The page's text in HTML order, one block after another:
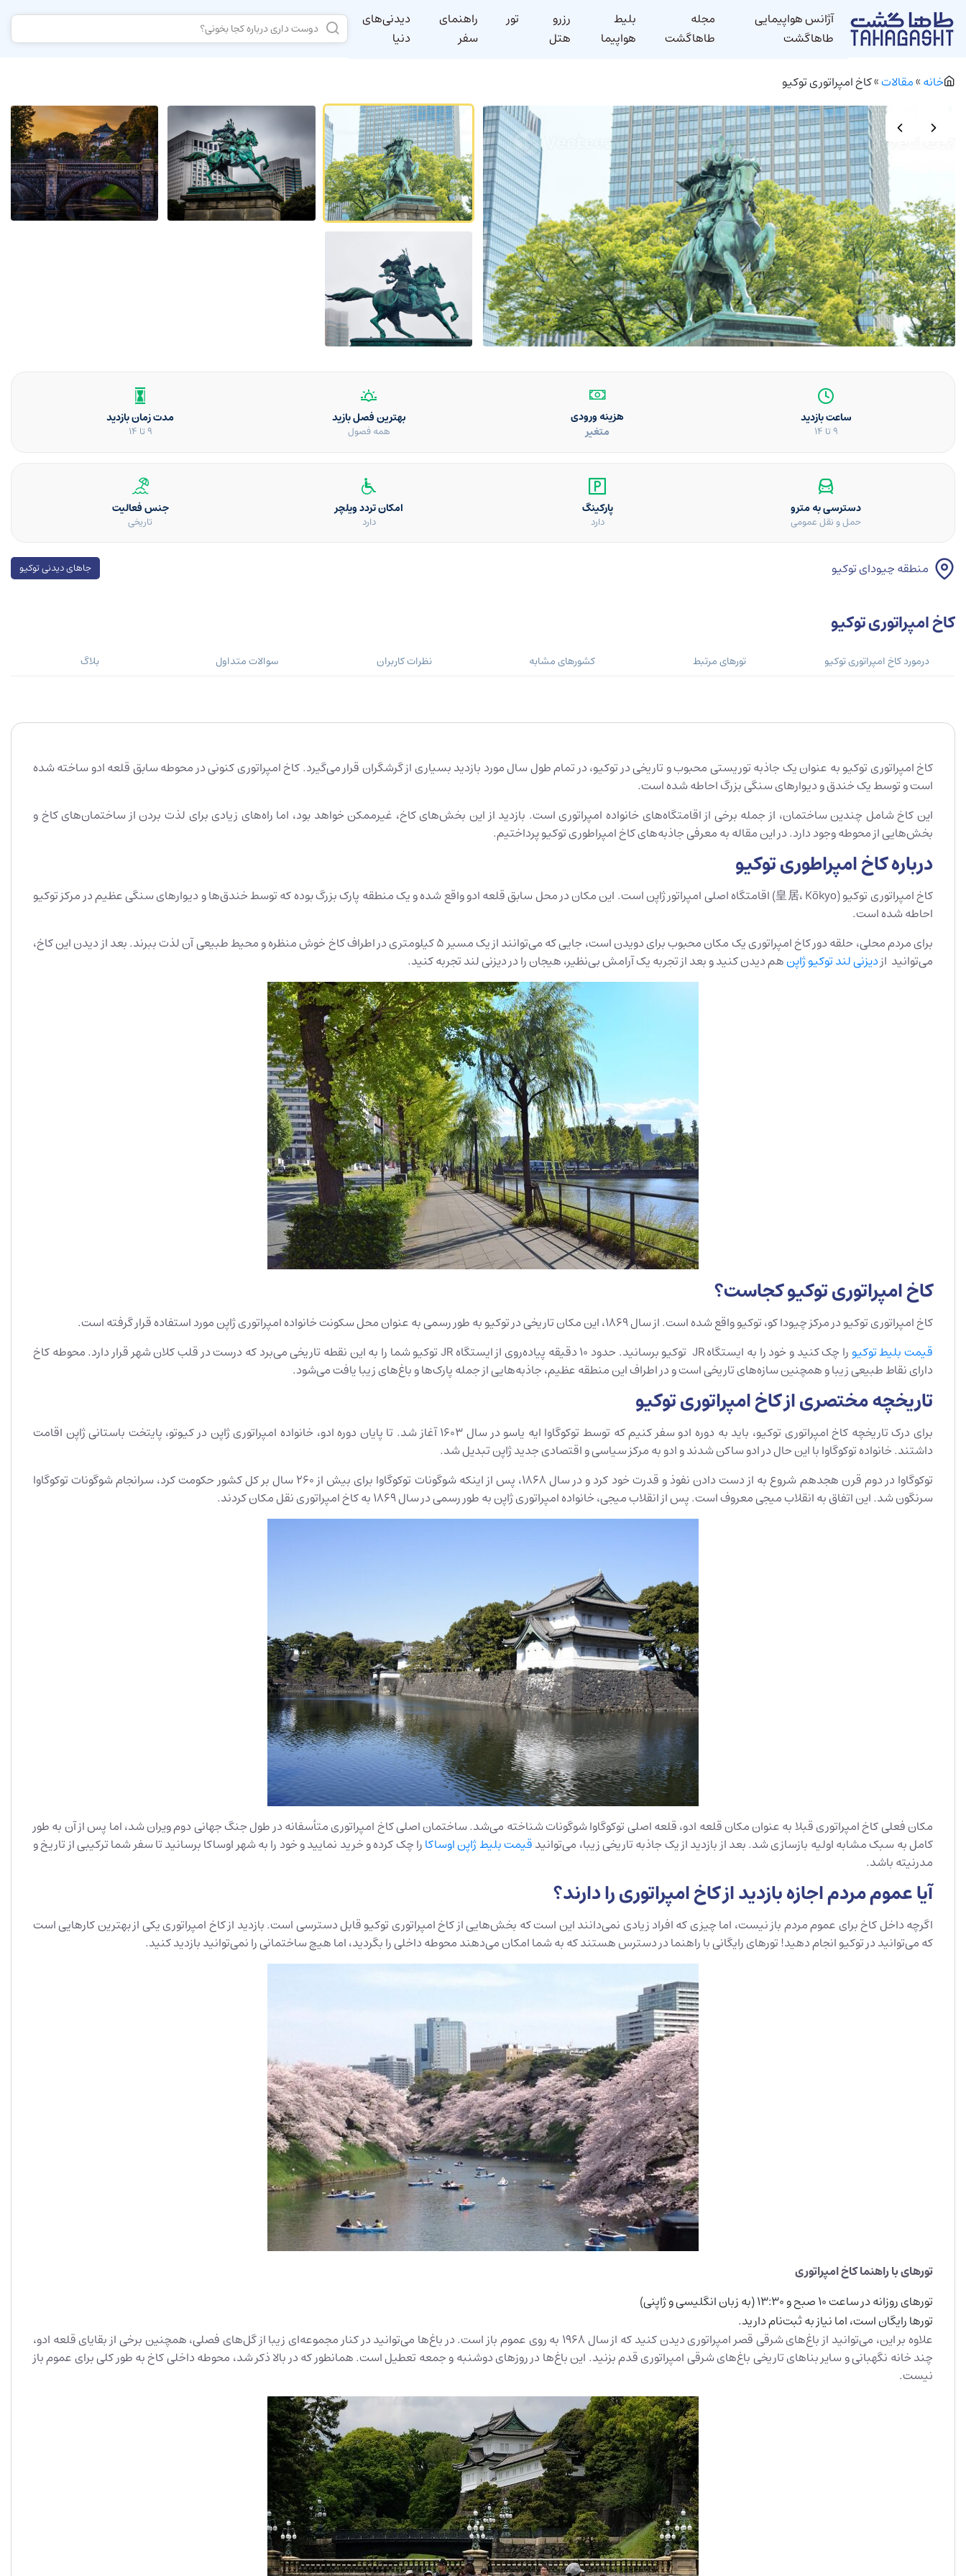
دیدنی‌های
دنیا
راهنمای
سفر
تور
رزرو
هتل
بلیط
هواپیما
مجله
طاهاگشت
آژانس هواپیمایی
طاهاگشت
خانه»مقالات»کاخ امپراتوری توکیو
ساعت بازدید
9 تا 14
هزینه ورودی
متغیر
بهترین فصل بازید
همه فصول
مدت زمان بازدید
9 تا 14
دسترسی به مترو
حمل و نقل عمومی
پارکینگ
دارد
امکان تردد ویلچر
دارد
جنس فعالیت
تاریخی
منطقه چیودای توکیو جاهای دیدنی توکیو
کاخ امپراتوری توکیو
درمورد کاخ امپراتوری توکیو تورهای مرتبط کشورهای مشابه نظرات کاربران سوالات متداول بلاگ
کاخ امپراتوری توکیو به عنوان یک جاذبه توریستی محبوب و تاریخی در توکیو، در تمام طول سال مورد بازدید بسیاری از گرشگران قرار می‌گیرد. کاخ امپراتوری کنونی در محوطه سابق قلعه ادو ساخته شده
است و توسط یک خندق و دیوارهای سنگی بزرگ احاطه شده است.
این کاخ شامل چندین ساختمان، از جمله برخی از اقامتگاه‌های خانواده امپراتوری است. بازدید از این بخش‌های کاخ، غیرممکن خواهد بود، اما راه‌های زیادی برای لذت بردن از ساختمان‌های کاخ و
بخش‌هایی از محوطه وجود دارد. در این مقاله به معرفی جاذبه‌های کاخ امپراطوری توکیو پرداختیم.
درباره کاخ امپراطوری توکیو
کاخ امپراتوری توکیو (皇居، Kōkyo) اقامتگاه اصلی امپراتور ژاپن است. این مکان در محل سابق قلعه ادو واقع شده و یک منطقه پارک بزرگ بوده که توسط خندق‌ها و دیوارهای سنگی عظیم در مرکز توکیو
احاطه شده است.
برای مردم محلی، حلقه دور کاخ امپراتوری یک مکان محبوب برای دویدن است، جایی که می‌توانند از یک مسیر 5 کیلومتری در اطراف کاخ خوش منظره و محیط طبیعی آن لذت ببرند. بعد از دیدن این کاخ،
می‌توانید ازدیزنی لند توکیو ژاپنهم دیدن کنید و بعد از تجربه یک آرامش بی‌نظیر، هیجان را در دیزنی لند تجربه کنید.
کاخ امپراتوری توکیو کجاست؟
کاخ امپراتوری توکیو در مرکز چیودا کو، توکیو واقع شده است. از سال 1869، این مکان تاریخی در توکیو به طور رسمی به عنوان محل سکونت خانواده امپراتوری ژاپن مورد استفاده قرار گرفته است.
قیمت بلیط توکیو
را چک کنید و خود را به ایستگاه JR توکیو برسانید. حدود 10 دقیقه پیاده‌روی از ایستگاه JR توکیو شما را به این نقطه تاریخی می‌برد که درست در قلب کلان شهر قرار دارد. محوطه کاخ
دارای نقاط طبیعی زیبا و همچنین سازه‌های تاریخی است و در اطراف این منطقه عظیم، جاذبه‌هایی از جمله پارک‌ها و باغ‌های زیبا یافت می‌شود.
تاریخچه مختصری از کاخ امپراتوری توکیو
برای درک تاریخچه کاخ امپراتوری توکیو، باید به دوره ادو سفر کنیم که توسط توکوگاوا ایه یاسو در سال 1603 آغاز شد. تا پایان دوره ادو، خانواده امپراتوری ژاپن در کیوتو، پایتخت باستانی ژاپن اقامت
داشتند. خانواده توکوگاوا با این حال در ادو ساکن شدند و ادو به مرکز سیاسی و اقتصادی جدید ژاپن تبدیل شد.
توکوگاوا در دوم قرن هجدهم شروع به از دست دادن نفوذ و قدرت خود کرد و در سال 1868، پس از اینکه شوگونات توکوگاوا برای بیش از 260 سال بر کل کشور حکومت کرد، سرانجام شوگونات توکوگاوا
سرنگون شد. این اتفاق به انقلاب میجی معروف است. پس از انقلاب میجی، خانواده امپراتوری ژاپن به طور رسمی در سال 1869 به کاخ امپراتوری نقل مکان کردند.
مکان فعلی کاخ امپراتوری قبلا به عنوان مکان قلعه ادو، قلعه اصلی توکوگاوا شوگونات شناخته می‌شد. ساختمان اصلی کاخ امپراتوری متأسفانه در طول جنگ جهانی دوم ویران شد، اما پس از آن به طور
کامل به سبک مشابه اولیه بازسازی شد. بعد از بازدید از یک جاذبه تاریخی زیبا، می‌توانیدقیمت بلیط ژاپن اوساکارا چک کرده و خرید نمایید و خود را به شهر اوساکا برسانید تا سفر شما ترکیبی از تاریخ و
مدرنیته باشد.
آیا عموم مردم اجازه بازدید از کاخ امپراتوری را دارند؟
اگرچه داخل کاخ برای عموم مردم باز نیست، اما چیزی که افراد زیادی نمی‌دانند این است که بخش‌هایی از کاخ امپراتوری توکیو قابل دسترسی است. بازدید از کاخ امپراتوری یکی از بهترین کارهایی است
که می‌توانید در توکیو انجام دهید! تورهای رایگانی با راهنما در دسترس هستند که به شما امکان می‌دهند محوطه داخلی را بگردید، اما هیچ ساختمانی را نمی‌توانید بازدید کنید.
تورهای با راهنما کاخ امپراتوری
تورهای روزانه در ساعت 10 صبح و 13:30 (به زبان انگلیسی و ژاپنی)
تور‌ها رایگان است، اما نیاز به ثبت‌نام دارید.
علاوه بر این، می‌توانید از باغ‌های شرقی قصر امپراتوری دیدن کنید که از سال 1968 به روی عموم باز است. در باغ‌ها می‌توانید در کنار مجموعه‌ای زیبا از گل‌های فصلی، همچنین برخی از بقایای قلعه ادو،
چند خانه نگهبانی و سایر بناهای تاریخی باغ‌های شرقی امپراتوری قدم بزنید. این باغ‌ها در روزهای دوشنبه و جمعه تعطیل است. همانطور که در بالا ذکر شد، محوطه داخلی کاخ به طور کلی برای عموم باز
نیست.